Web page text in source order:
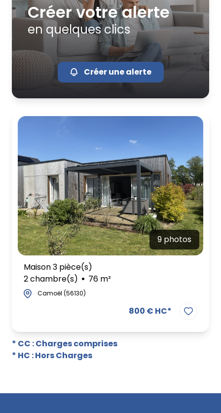
Créer votre alerte
en quelques clics
Créer une alerte
9 photos
Maison 3 pièce(s)
2 chambre(s)
76 m²
Camoël (56130)
800 € HC*
* CC : Charges comprises
* HC : Hors Charges